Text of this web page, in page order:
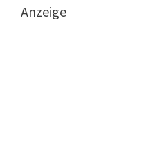
Anzeige